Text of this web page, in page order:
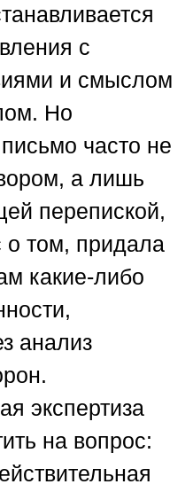
с
и смыслом
Но
часто не
а лишь
перепиской,
о том, придала
какие-либо
анализ
экспертиза
на вопрос: